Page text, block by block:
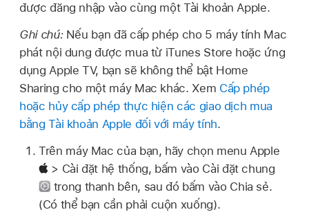
được đăng nhập vào cùng một Tài khoản Apple.
Ghi chú: Nếu bạn đã cấp phép cho 5 máy tính Mac
phát nội dung được mua từ iTunes Store hoặc ứng
dụng Apple TV, bạn sẽ không thể bật Home
Sharing cho một máy Mac khác. Xem Cấp phép
hoặc hủy cấp phép thực hiện các giao dịch mua
bằng Tài khoản Apple đối với máy tính.
Trên máy Mac của bạn, hãy chọn menu Apple
> Cài đặt hệ thống, bấm vào Cài đặt chung
trong thanh bên, sau đó bấm vào Chia sẻ.
(Có thể bạn cần phải cuộn xuống).